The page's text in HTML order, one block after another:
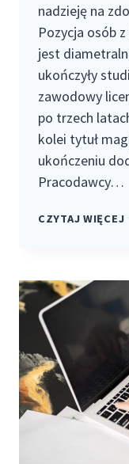
nadzieję na
Pozycja osób
jest
ukończyły
zawodowy
po trzech
kolei tytuł
ukończeniu
Pracodawcy…
CZYTAJ WIĘCEJ